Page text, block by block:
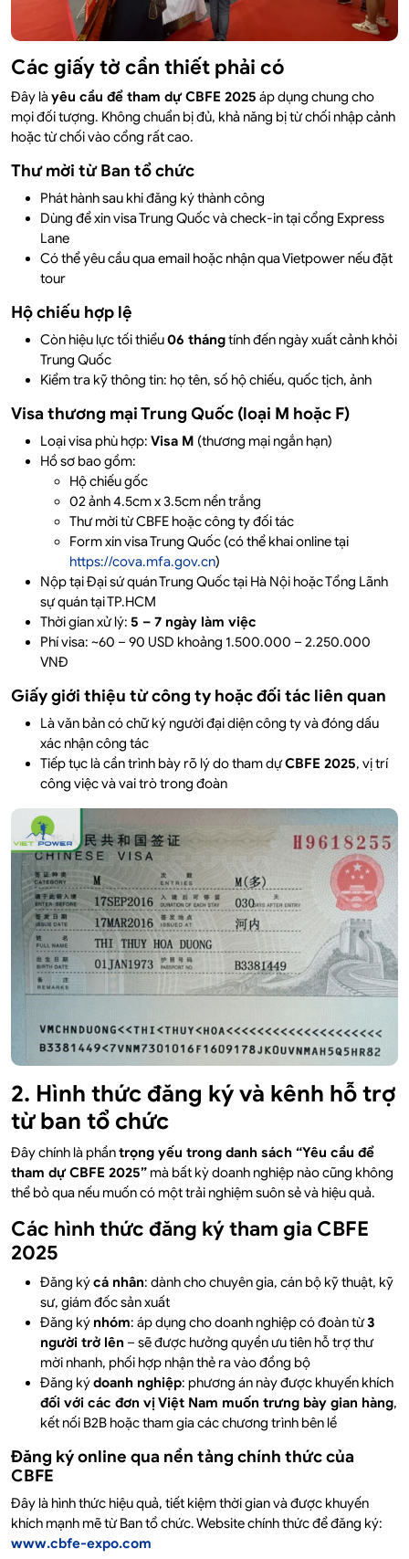
Các giấy tờ cần thiết phải có
Đây làyêu cầu để tham dự CBFE 2025 áp dụng chung cho
mọi đối tượng. Không chuẩn bị đủ, khả năng bị từ chối nhập cảnh
hoặc từ chối vào cổng rất cao.
Thư mời từ Ban tổ chức
Phát hành sau khi đăng ký thành công
Dùng để xin visa Trung Quốc và check-in tại cổng Express
Lane
Có thể yêu cầu qua email hoặc nhận qua Vietpower nếu đặt
tour
Hộ chiếu hợp lệ
Còn hiệu lực tối thiểu06 thángtính đến ngày xuất cảnh khỏi
Trung Quốc
Kiểm tra kỹ thông tin: họ tên, số hộ chiếu, quốc tịch, ảnh
Visa thương mại Trung Quốc (loại M hoặc F)
Loại visa phù hợp: Visa M (thương mại ngắn hạn)
Hồ sơ bao gồm:
Hộ chiếu gốc
02 ảnh 4.5cm x 3.5cm nền trắng
Thư mời từ CBFE hoặc công ty đối tác
Form xin visa Trung Quốc (có thể khai online tại
https://cova.mfa.gov.cn)
Nộp tại Đại sứ quán Trung Quốc tại Hà Nội hoặc Tổng Lãnh
sự quán tại TP.HCM
Thời gian xử lý: 5 – 7 ngày làm việc
Phí visa: ~60 – 90 USD khoảng 1.500.000 – 2.250.000
VNĐ
Giấy giới thiệu từ công ty hoặc đối tác liên quan
Là văn bản có chữ ký người đại diện công ty và đóng dấu
xác nhận công tác
Tiếp tục là cần trình bày rõ lý do tham dựCBFE 2025, vị trí
công việc và vai trò trong đoàn
2. Hình thức đăng ký và kênh hỗ trợ
từ ban tổ chức
Đây chính là phầntrọng yếu trong danh sách “Yêu cầu để
tham dự CBFE 2025” mà bất kỳ doanh nghiệp nào cũng không
thể bỏ qua nếu muốn có một trải nghiệm suôn sẻ và hiệu quả.
Các hình thức đăng ký tham gia CBFE
2025
Đăng kýcá nhân: dành cho chuyên gia, cán bộ kỹ thuật, kỹ
sư, giám đốc sản xuất
Đăng ký nhóm: áp dụng cho doanh nghiệp có đoàn từ3
người trở lên – sẽ được hưởng quyền ưu tiên hỗ trợ thư
mời nhanh, phối hợp nhận thẻ ra vào đồng bộ
Đăng kýdoanh nghiệp: phương án này được khuyến khích
đối với các đơn vị Việt Nam muốn trưng bày gian hàng,
kết nối B2B hoặc tham gia các chương trình bên lề
Đăng ký online qua nền tảng chính thức của
CBFE
Đây là hình thức hiệu quả, tiết kiệm thời gian và được khuyến
khích mạnh mẽ từ Ban tổ chức. Website chính thức để đăng ký:
www.cbfe-expo.com